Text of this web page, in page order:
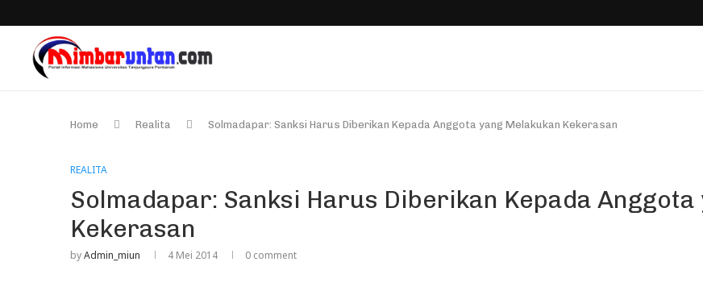
Home Realita Solmadapar: Sanksi Harus Diberikan Kepada Anggota yang Melakukan Kekerasan
REALITA
Solmadapar: Sanksi Harus Diberikan Kepada
Kekerasan
byAdmin_miun 4 Mei 2014 0 comment